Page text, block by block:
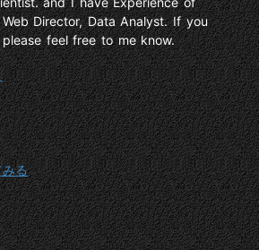
Director, Data Analyst. If you
feel free to me know.
みる